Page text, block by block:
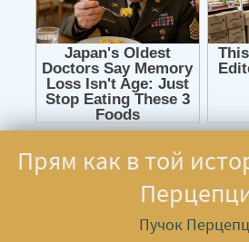
Прям как в той
Пучок